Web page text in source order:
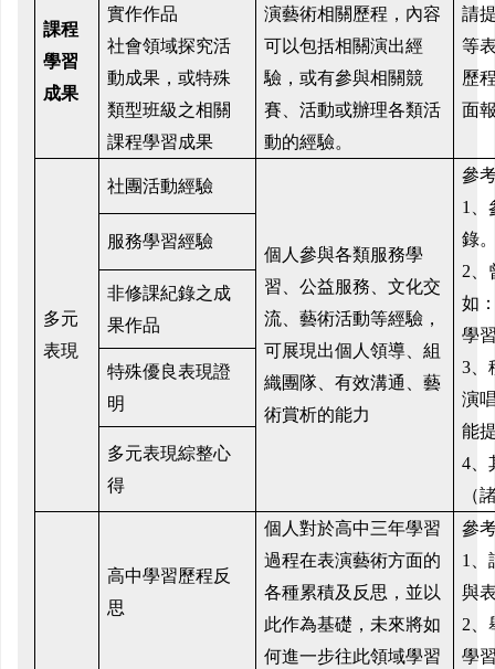
課程
學習
成果
實作作品
社會領域探究活
動成果，或特殊
類型班級之相關
課程學習成果
演藝術相關歷程，內容
可以包括相關演出經
驗，或有參與相關競
賽、活動或辦理各類活
動的經驗。
請
等
歷
面
多元
表現
社團活動經驗
個人參與各類服務學
習、公益服務、文化交
流、藝術活動等經驗，
可展現出個人領導、組
織團隊、有效溝通、藝
術賞析的能力
參
1、
錄
2、
如
學
3、
演
能
4、
（
服務學習經驗
非修課紀錄之成
果作品
特殊優良表現證
明
多元表現綜整心
得
高中學習歷程反
思
個人對於高中三年學習
過程在表演藝術方面的
各種累積及反思，並以
此作為基礎，未來將如
何進一步往此領域學習
參
1、
與
2、
學